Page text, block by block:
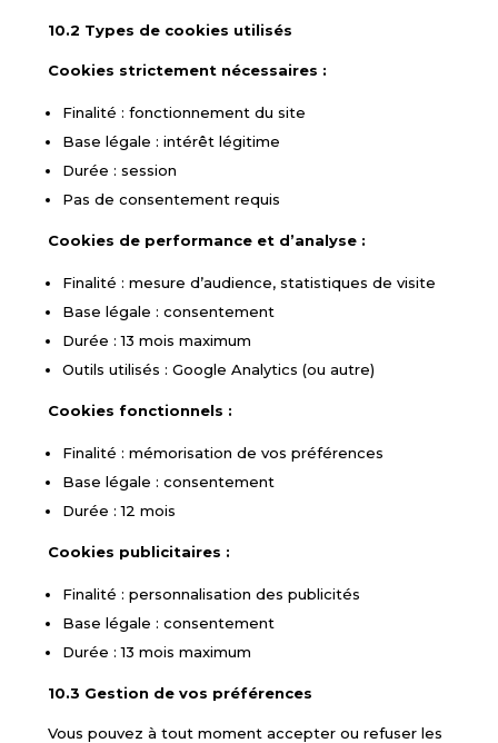
10.2 Types de cookies utilisés
Cookies strictement nécessaires :
Finalité : fonctionnement du site
Base légale : intérêt légitime
Durée : session
Pas de consentement requis
Cookies de performance et d’analyse :
Finalité : mesure d’audience, statistiques de visite
Base légale : consentement
Durée : 13 mois maximum
Outils utilisés : Google Analytics (ou autre)
Cookies fonctionnels :
Finalité : mémorisation de vos préférences
Base légale : consentement
Durée : 12 mois
Cookies publicitaires :
Finalité : personnalisation des publicités
Base légale : consentement
Durée : 13 mois maximum
10.3 Gestion de vos préférences
Vous pouvez à tout moment accepter ou refuser les